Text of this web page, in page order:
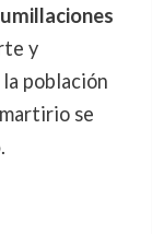
y
población
se
.